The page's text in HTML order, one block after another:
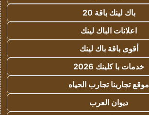
باك لينك باقة 20
اعلانات الباك لينك
أقوى باقة باك لينك
خدمات با كلينك 2026
موقع تجاربنا تجارب الحياه
ديوان العرب